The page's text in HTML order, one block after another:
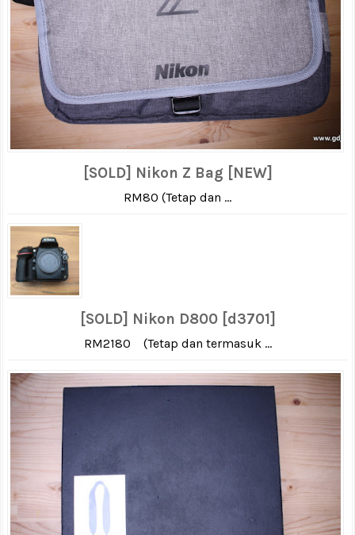
[SOLD] Nikon Z Bag [NEW]
RM80 (Tetap dan ...
[SOLD] Nikon D800 [d3701]
RM2180 (Tetap dan termasuk ...